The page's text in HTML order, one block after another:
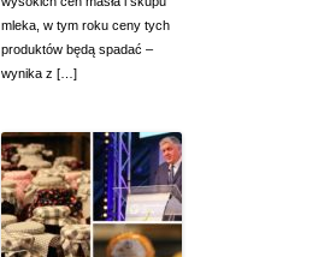
mleka, w tym roku ceny tych
produktów będą spadać –
wynika z […]